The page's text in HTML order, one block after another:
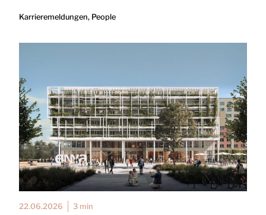
Karrieremeldungen, People
22.06.2026 3 min